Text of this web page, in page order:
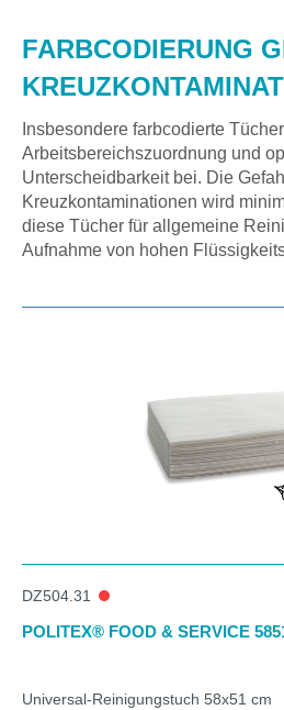
FARBCODIERUNG
Insbesondere farbcodierte
Arbeitsbereichszuordnung und
Unterscheidbarkeit bei. Die
Kreuzkontaminationen wird
diese Tücher für allgemeine
Aufnahme von hohen
DZ504.31
POLITEX® FOOD & SERVICE
Universal-Reinigungstuch 58x51 cm